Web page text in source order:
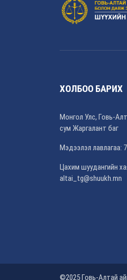
ХОЛБОО БАРИХ
Монгол Улс, Говь-
сум Жаргалант баг
Мэдээлэл лавлагаа:
Цахим шуудангийн
altai_tg@shuukh.mn
©2025 Говь-Алтай